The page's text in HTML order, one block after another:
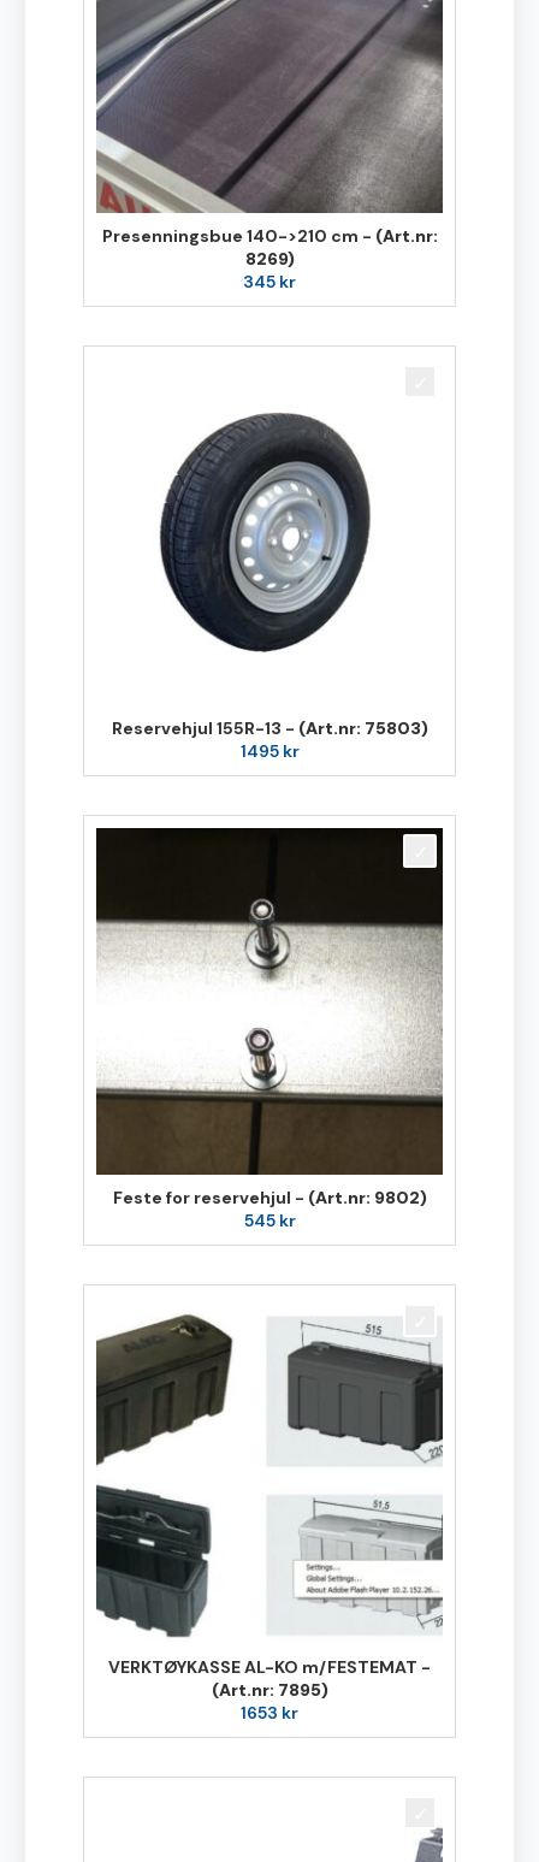
Presenningsbue 140->210 cm - (Art.nr:
8269)
345 kr
Reservehjul 155R-13 - (Art.nr: 75803)
1495 kr
Feste for reservehjul - (Art.nr: 9802)
545 kr
VERKTØYKASSE AL-KO m/FESTEMAT -
(Art.nr: 7895)
1653 kr